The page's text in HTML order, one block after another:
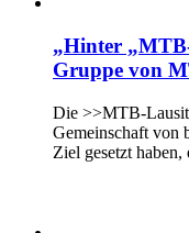
„Hinter
Gruppe von
Die >>MTB-
Gemeinschaft von
Ziel gesetzt